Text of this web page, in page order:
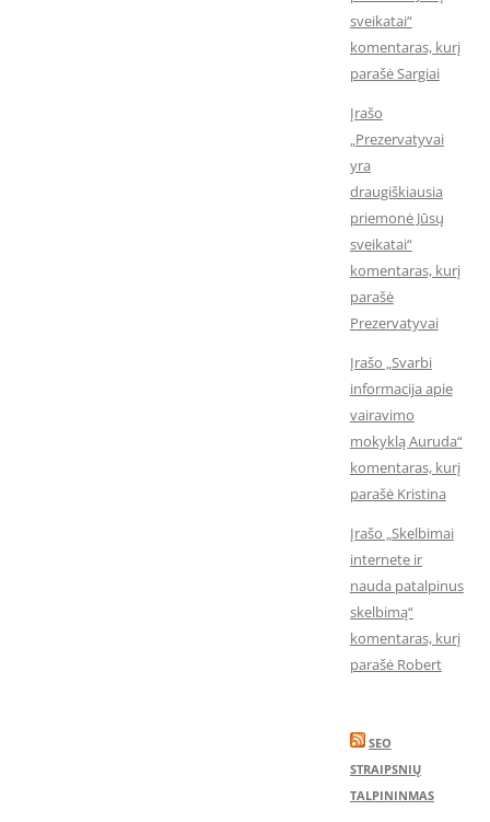
sveikatai“
komentaras, kurį
parašė Sargiai
Įrašo
„Prezervatyvai
yra
draugiškiausia
priemonė Jūsų
sveikatai“
komentaras, kurį
parašė
Prezervatyvai
Įrašo „Svarbi
informacija apie
vairavimo
mokyklą Auruda“
komentaras, kurį
parašė Kristina
Įrašo „Skelbimai
internete ir
nauda patalpinus
skelbimą“
komentaras, kurį
parašė Robert
SEO
STRAIPSNIŲ
TALPININMAS